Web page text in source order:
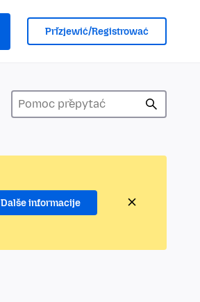
Přizjewić/Registrować
Dalše informacije